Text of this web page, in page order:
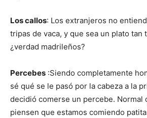
Los callos: Los extranjeros no
tripas de vaca, y que sea un plato tan
¿verdad madrileños?
Percebes :Siendo completamente
sé qué se le pasó por la cabeza a la
decidió comerse un percebe. Normal
piensen que estamos comiendo